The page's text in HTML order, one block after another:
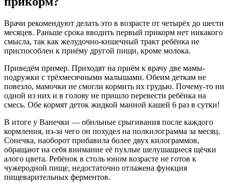
Врачи рекомендуют делать это в возрасте от четырёх до шести
месяцев. Раньше срока вводить первый прикорм нет никакого
смысла, так как желудочно-кишечный тракт ребёнка не
приспособлен к приёму другой пищи, кроме молока.
Приведём пример. Приходят на приём к врачу две мамы-
подружки с трёхмесячными малышами. Обеим деткам не
повезло, мамочки не смогли кормить их грудью. Почему-то ни
одной из них и в голову не пришло перевести ребёнка на
смесь. Обе кормят деток жидкой манной кашей 6 раз в сутки!
В итоге у Ванечки — обильные срыгивания после каждого
кормления, из-за чего он похудел на полкилограмма за месяц.
Сонечка, наоборот прибавила более двух килограммов,
обращают на себя внимание её пухлые шелушащиеся щёчки
алого цвета. Ребёнок в столь юном возрасте не готов к
чужеродной пище, недостаточно отлажена функция
пищеварительных ферментов.